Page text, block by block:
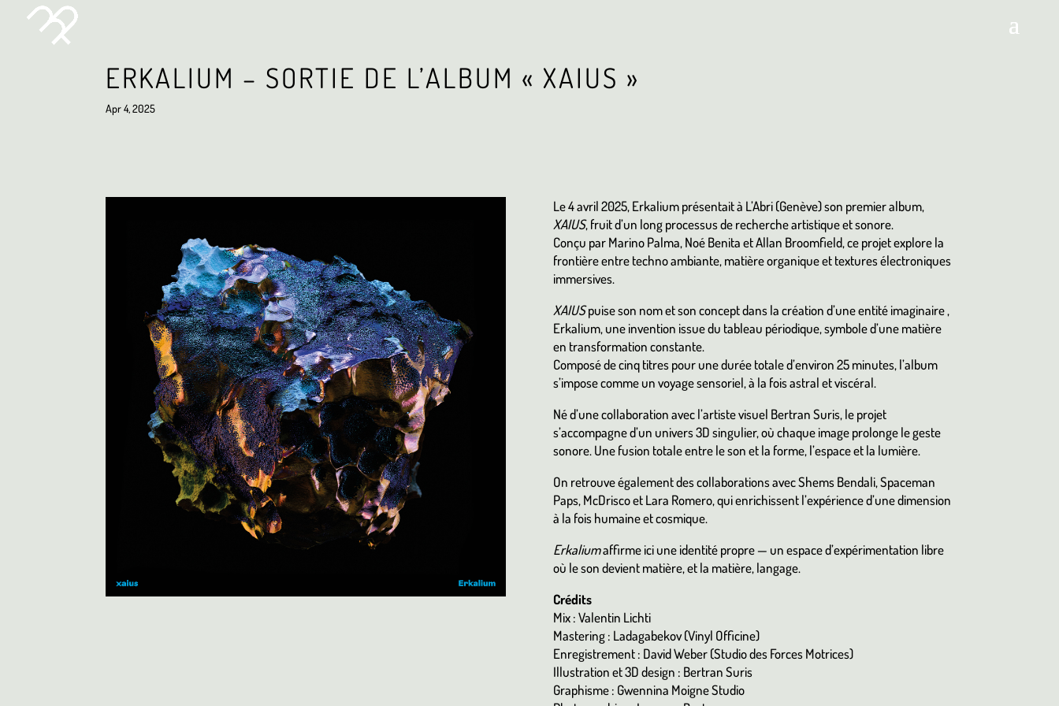
ERKALIUM – SORTIE DE L’ALBUM « XAIUS »
Apr 4, 2025
Le 4 avril 2025, Erkalium présentait à L’Abri (Genève) son premier album,
XAIUS, fruit d’un long processus de recherche artistique et sonore.
Conçu par Marino Palma, Noé Benita et Allan Broomfield, ce projet explore la
frontière entre techno ambiante, matière organique et textures électroniques
immersives.
XAIUSpuise son nom et son concept dans la création d’une entité imaginaire ,
Erkalium, une invention issue du tableau périodique, symbole d’une matière
en transformation constante.
Composé de cinq titres pour une durée totale d’environ 25 minutes, l’album
s’impose comme un voyage sensoriel, à la fois astral et viscéral.
Né d’une collaboration avec l’artiste visuel Bertran Suris, le projet
s’accompagne d’un univers 3D singulier, où chaque image prolonge le geste
sonore. Une fusion totale entre le son et la forme, l’espace et la lumière.
On retrouve également des collaborations avec Shems Bendali, Spaceman
Paps, McDrisco et Lara Romero, qui enrichissent l’expérience d’une dimension
à la fois humaine et cosmique.
Erkaliumaffirme ici une identité propre — un espace d’expérimentation libre
où le son devient matière, et la matière, langage.
Crédits
Mix : Valentin Lichti
Mastering : Ladagabekov (Vinyl Officine)
Enregistrement : David Weber (Studio des Forces Motrices)
Illustration et 3D design : Bertran Suris
Graphisme : Gwennina Moigne Studio